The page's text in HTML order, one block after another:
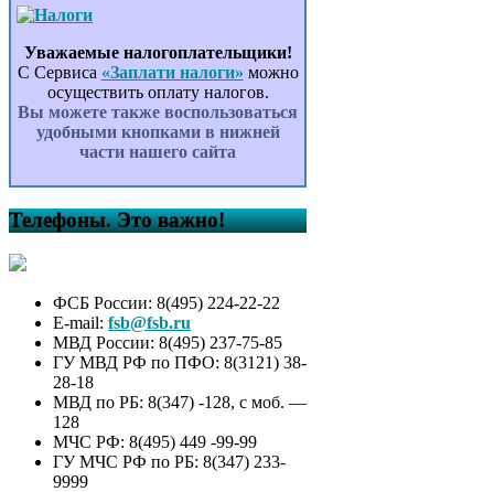
Уважаемые налогоплательщики!
С Сервиса «Заплати налоги» можно
осуществить оплату налогов.
Вы можете также воспользоваться
удобными кнопками в нижней
части нашего сайта
Телефоны. Это важно!
ФСБ России: 8(495) 224-22-22
E-mail: fsb@fsb.ru
МВД России: 8(495) 237-75-85
ГУ МВД РФ по ПФО: 8(3121) 38-
28-18
МВД по РБ: 8(347) -128, с моб. —
128
МЧС РФ: 8(495) 449 -99-99
ГУ МЧС РФ по РБ: 8(347) 233-
9999